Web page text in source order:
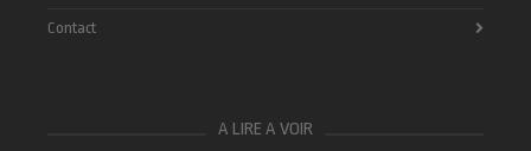
Contact
A LIRE A VOIR